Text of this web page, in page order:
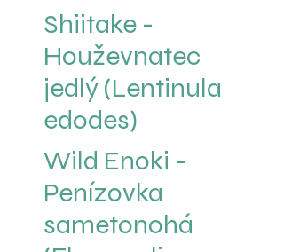
Shiitake -
Houževnatec
jedlý (Lentinula
edodes)
Wild Enoki -
Penízovka
sametonohá